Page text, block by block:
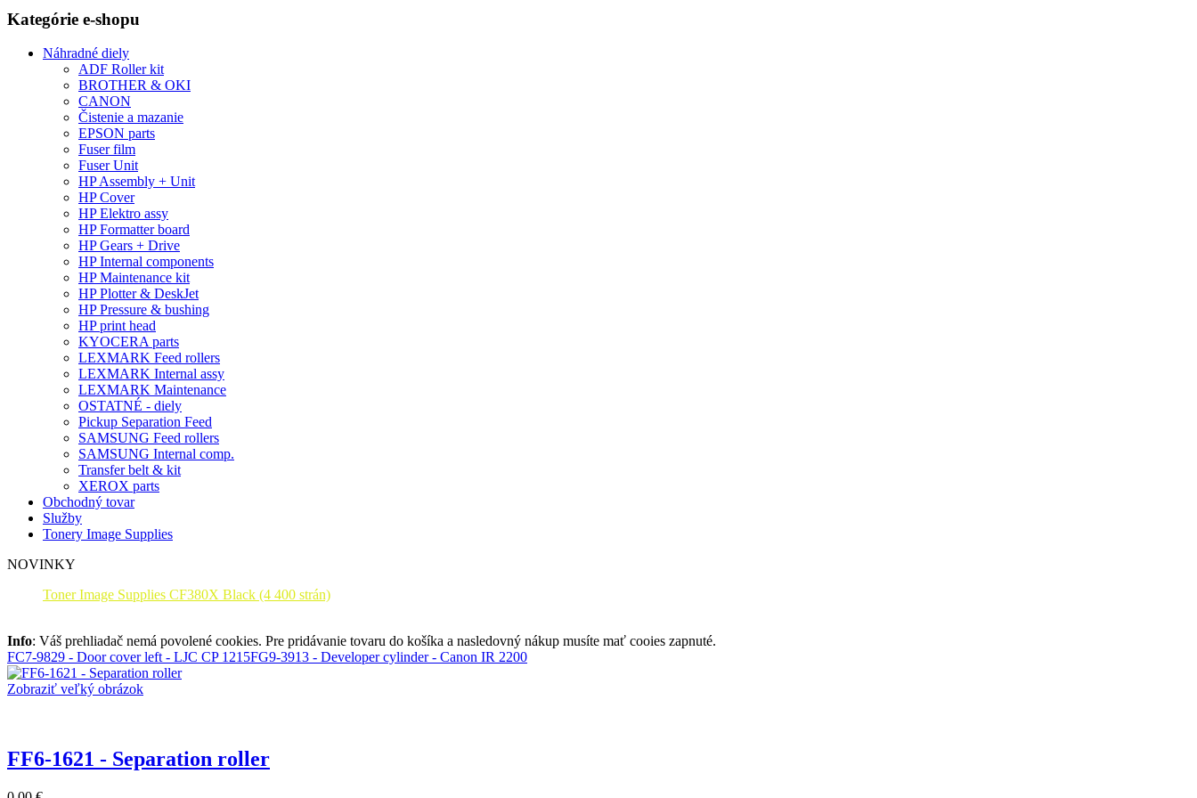
Kategórie e-shopu
Náhradné diely
ADF Roller kit
BROTHER & OKI
CANON
Čistenie a mazanie
EPSON parts
Fuser film
Fuser Unit
HP Assembly + Unit
HP Cover
HP Elektro assy
HP Formatter board
HP Gears + Drive
HP Internal components
HP Maintenance kit
HP Plotter & DeskJet
HP Pressure & bushing
HP print head
KYOCERA parts
LEXMARK Feed rollers
LEXMARK Internal assy
LEXMARK Maintenance
OSTATNÉ - diely
Pickup Separation Feed
SAMSUNG Feed rollers
SAMSUNG Internal comp.
Transfer belt & kit
XEROX parts
Obchodný tovar
Služby
Tonery Image Supplies
NOVINKY
Toner Image Supplies CF380X Black (4 400 strán)
Info: Váš prehliadač nemá povolené cookies. Pre pridávanie tovaru do košíka a nasledovný nákup musíte mať cooies zapnuté.
FC7-9829 - Door cover left - LJC CP 1215FG9-3913 - Developer cylinder - Canon IR 2200
Zobraziť veľký obrázok
FF6-1621 - Separation roller